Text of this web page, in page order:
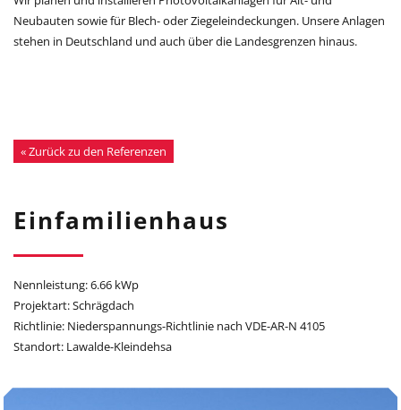
Neubauten sowie für Blech- oder Ziegeleindeckungen. Unsere Anlagen
stehen in Deutschland und auch über die Landesgrenzen hinaus.
« Zurück zu den Referenzen
Einfamilienhaus
Nennleistung: 6.66 kWp
Projektart: Schrägdach
Richtlinie: Niederspannungs-Richtlinie nach VDE-AR-N 4105
Standort: Lawalde-Kleindehsa